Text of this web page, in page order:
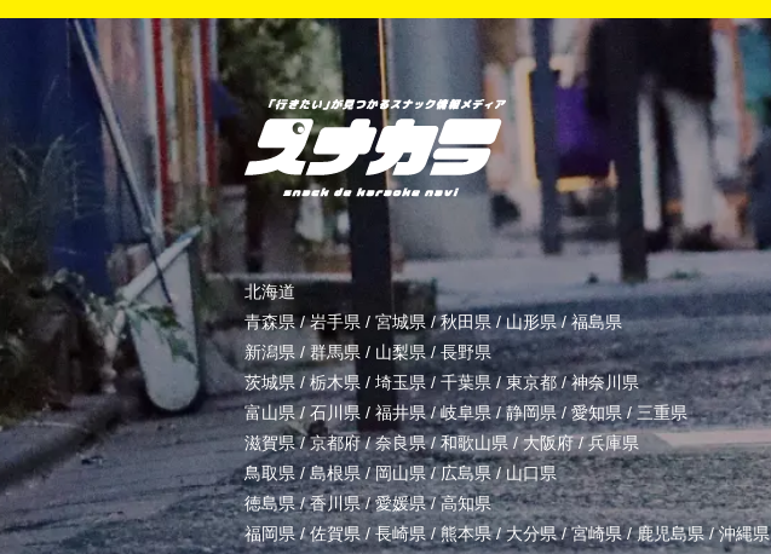
北海道
青森県/岩手県 / 宮城県 /秋田県 /山形県/福島県
新潟県 / 群馬県 / 山梨県/長野県
茨城県 / 栃木県 / 埼玉県/ 千葉県 /東京都/神奈川県
富山県/ 石川県 / 福井県/岐阜県/静岡県/ 愛知県 / 三重県
滋賀県/京都府/奈良県/和歌山県 /大阪府/兵庫県
鳥取県/島根県/岡山県/広島県/山口県
徳島県/香川県/愛媛県/高知県
福岡県/佐賀県/長崎県 /熊本県/大分県/宮崎県/鹿児島県/沖縄県